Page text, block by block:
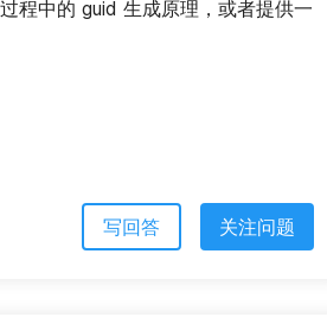
程中的 guid 生成原理，或者提供一
写回答 关注问题